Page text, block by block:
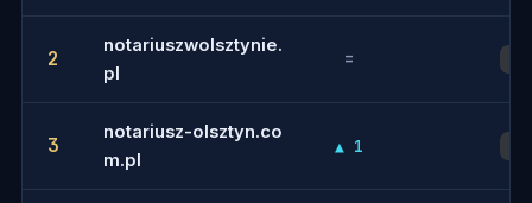
2
notariuszwolsztynie.
pl
=
3
notariusz-olsztyn.co
m.pl
▲ 1